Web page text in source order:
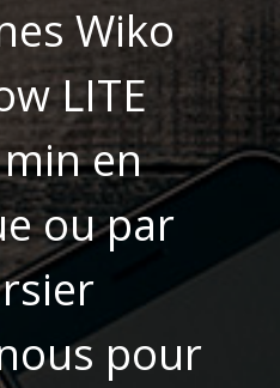
Wiko
LITE
en
ou par
pour